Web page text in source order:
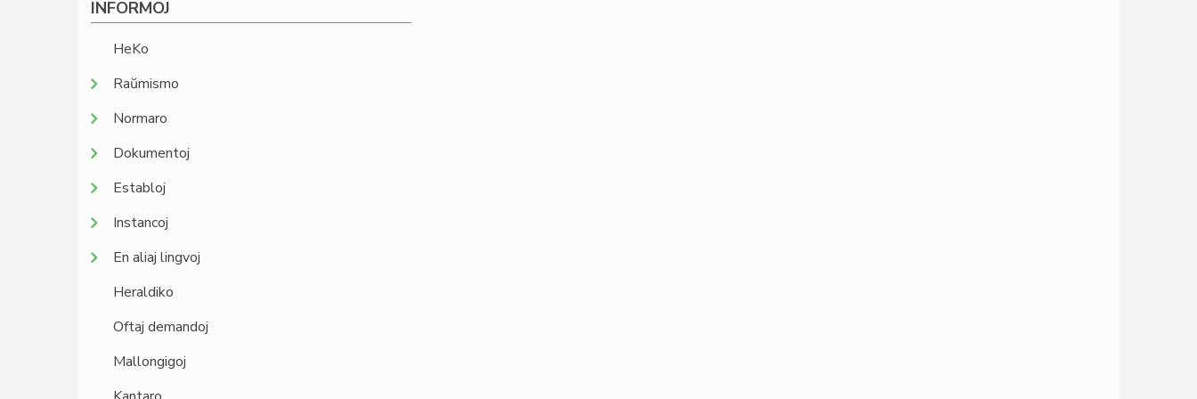
INFORMOJ
HeKo
Raŭmismo
Normaro
Dokumentoj
Establoj
Instancoj
En aliaj lingvoj
Heraldiko
Oftaj demandoj
Mallongigoj